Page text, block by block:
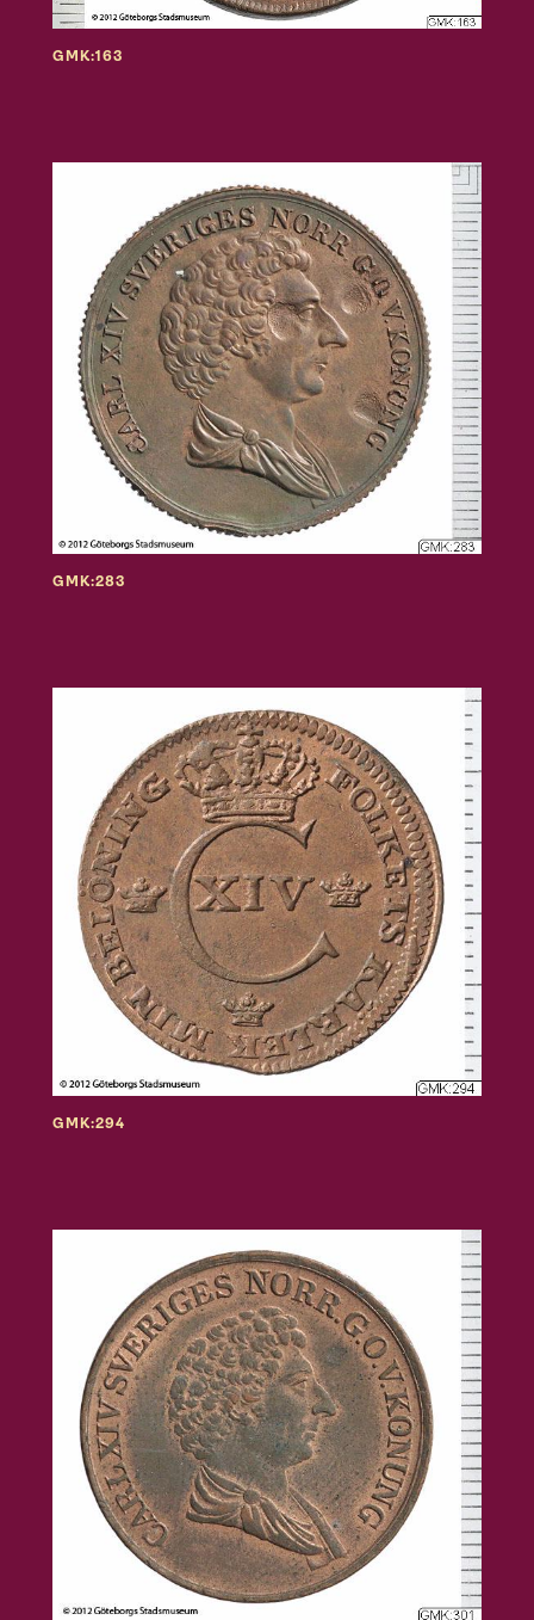
GMK:163
GMK:283
GMK:294